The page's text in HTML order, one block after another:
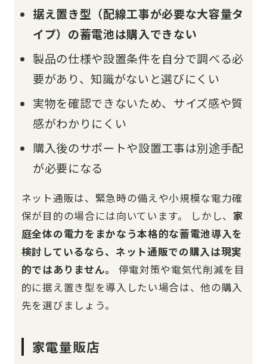
据え置き型（配線工事が必要な大容量タ
イプ）の蓄電池は購入できない
製品の仕様や設置条件を自分で調べる必
要があり、知識がないと選びにくい
実物を確認できないため、サイズ感や質
感がわかりにくい
購入後のサポートや設置工事は別途手配
が必要になる
ネット通販は、緊急時の備えや小規模な電力確
保が目的の場合には向いています。 しかし、 家
庭全体の電力をまかなう本格的な蓄電池導入を
検討しているなら、ネット通販での購入は現実
的ではありません。
停電対策や電気代削減を目
的に据え置き型を導入したい場合は、他の購入
先を選びましょう。
家電量販店